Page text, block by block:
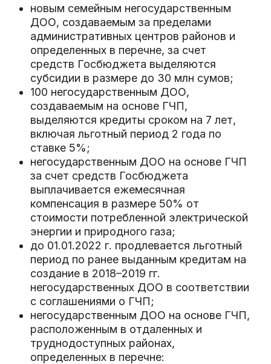
новым семейным негосударственным
ДОО, создаваемым за пределами
административных центров районов и
определенных в перечне, за счет
средств Госбюджета выделяются
субсидии в размере до 30 млн сумов;
100 негосударственным ДОО,
создаваемым на основе ГЧП,
выделяются кредиты сроком на 7 лет,
включая льготный период 2 года по
ставке 5%;
негосударственным ДОО на основе ГЧП
за счет средств Госбюджета
выплачивается ежемесячная
компенсация в размере 50% от
стоимости потребленной электрической
энергии и природного газа;
до 01.01.2022 г. продлевается льготный
период по ранее выданным кредитам на
создание в 2018–2019 гг.
негосударственных ДОО в соответствии
с соглашениями о ГЧП;
негосударственным ДОО на основе ГЧП,
расположенным в отдаленных и
труднодоступных районах,
определенных в перечне: